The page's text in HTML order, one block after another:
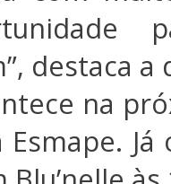
destaca
na
Esmape.